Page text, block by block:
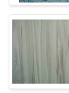
SITEMAP
PRIVASI